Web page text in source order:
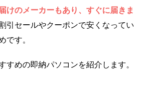
けのメーカーもあり、すぐに届きま
引セールやクーポンで安くなってい
です。
すめの即納パソコンを紹介します。